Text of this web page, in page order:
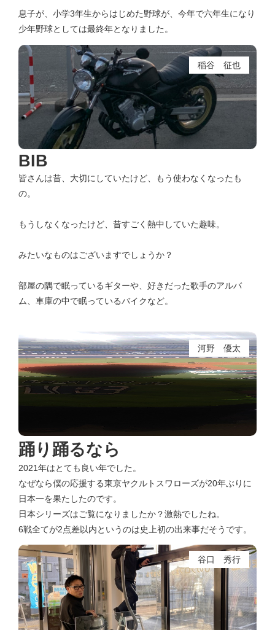
息子が、小学3年生からはじめた野球が、今年で六年生になり
少年野球としては最終年となりました。
稲谷 征也
BIB
皆さんは昔、大切にしていたけど、もう使わなくなったも
の。
もうしなくなったけど、昔すごく熱中していた趣味。
みたいなものはございますでしょうか？
部屋の隅で眠っているギターや、好きだった歌手のアルバ
ム、車庫の中で眠っているバイクなど。
河野 優太
踊り踊るなら
2021年はとても良い年でした。
なぜなら僕の応援する東京ヤクルトスワローズが20年ぶりに
日本一を果たしたのです。
日本シリーズはご覧になりましたか？激熱でしたね。
6戦全てが2点差以内というのは史上初の出来事だそうです。
谷口 秀行